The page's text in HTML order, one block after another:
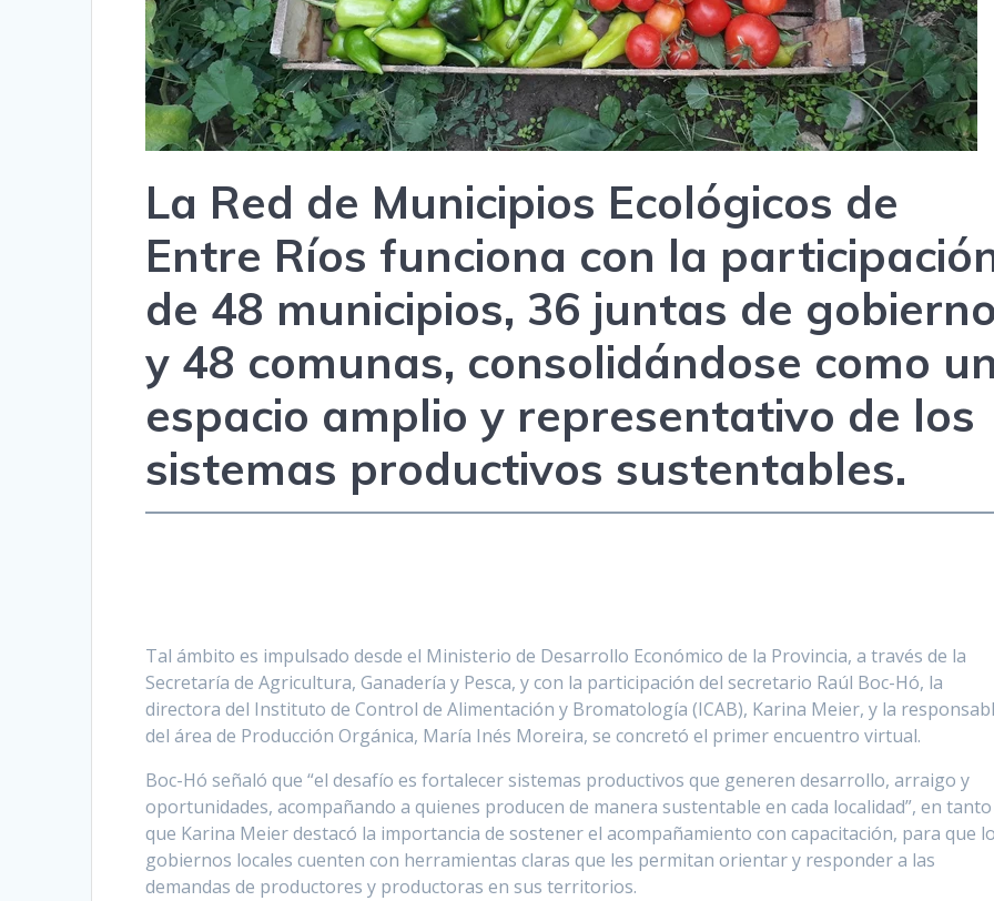
La Red de Municipios Ecológicos de
Entre Ríos funciona con la
de 48 municipios, 36 juntas de
y 48 comunas, consolidándose como
espacio amplio y representativo de los
sistemas productivos sustentables.
Tal ámbito es impulsado desde el Ministerio de Desarrollo Económico de la Provincia, a través de la
Secretaría de Agricultura, Ganadería y Pesca, y con la participación del secretario Raúl Boc-Hó, la
directora del Instituto de Control de Alimentación y Bromatología (ICAB), Karina Meier, y la
del área de Producción Orgánica, María Inés Moreira, se concretó el primer encuentro virtual.
Boc-Hó señaló que “el desafío es fortalecer sistemas productivos que generen desarrollo, arraigo y
oportunidades, acompañando a quienes producen de manera sustentable en cada localidad”, en tanto
que Karina Meier destacó la importancia de sostener el acompañamiento con capacitación, para que
gobiernos locales cuenten con herramientas claras que les permitan orientar y responder a las
demandas de productores y productoras en sus territorios.